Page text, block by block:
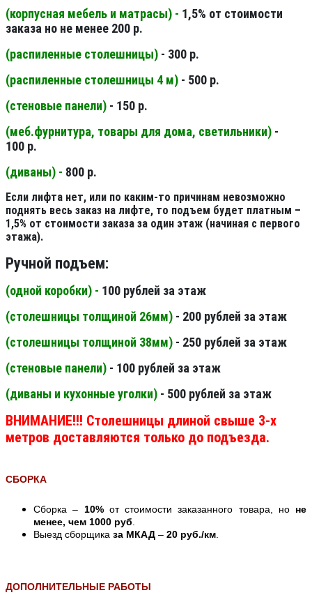
(корпусная мебель и матрасы) - 1,5% от стоимости
заказа но не менее 200 р.
(распиленные столешницы) - 300 р.
(распиленные столешницы 4 м) - 500 р.
(стеновые панели) - 150 р.
(меб.фурнитура, товары для дома, светильники) -
100 р.
(диваны) - 800 р.
Если лифта нет, или по каким-то причинам невозможно
поднять весь заказ на лифте, то подъем будет платным –
1,5% от стоимости заказа за один этаж (начиная с первого
этажа).
Ручной подъем:
(одной коробки) - 100 рублей за этаж
(столешницы толщиной 26мм) - 200 рублей за этаж
(столешницы толщиной 38мм) - 250 рублей за этаж
(стеновые панели) - 100 рублей за этаж
(диваны и кухонные уголки) - 500 рублей за этаж
ВНИМАНИЕ!!! Столешницы длиной свыше 3-х
метров доставляются только до подъезда.
СБОРКА
Сборка – 10%от стоимости заказанного товара, но не
менее, чем 1000 руб
Выезд сборщика за МКАД – 20 руб./км
ДОПОЛНИТЕЛЬНЫЕ РАБОТЫ